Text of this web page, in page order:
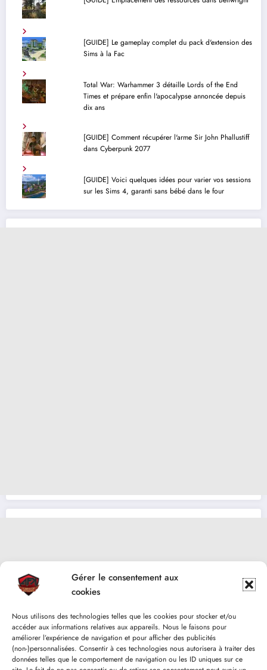
Gérer le consentement aux
cookies
Nous utilisons des technologies telles que les cookies pour stocker et/ou
accéder aux informations relatives aux appareils. Nous le faisons pour
améliorer l’expérience de navigation et pour afficher des publicités
(non-)personnalisées. Consentir à ces technologies nous autorisera à traiter des
données telles que le comportement de navigation ou les ID uniques sur ce
[GUIDE] Le gameplay complet du pack d'extension des
Sims à la Fac
Total War: Warhammer 3 détaille Lords of the End
Times et prépare enfin l'apocalypse annoncée depuis
dix ans
[GUIDE] Comment récupérer l'arme Sir John Phallustiff
dans Cyberpunk 2077
[GUIDE] Voici quelques idées pour varier vos sessions
sur les Sims 4, garanti sans bébé dans le four